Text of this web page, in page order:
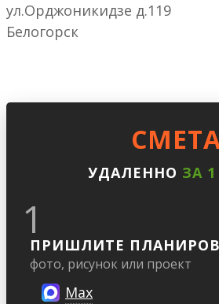
ул.Орджоникидзе д.119
Белогорск
УДАЛЕННО ЗА
1
ПРИШЛИТЕ
фото, рисунок или проект
Max